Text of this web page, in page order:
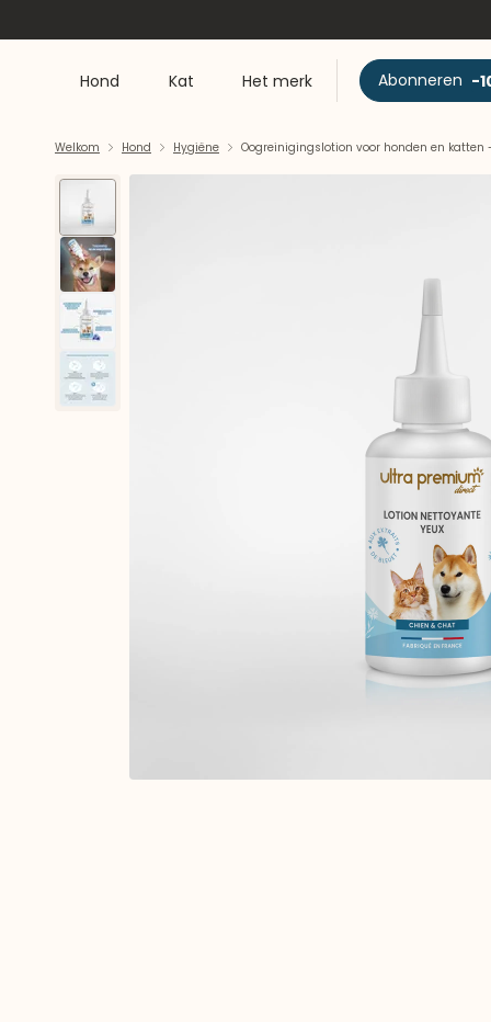
Hond Kat Het merk Abonneren -
Welkom Hond Hygiëne Oogreinigingslotion voor honden en katten